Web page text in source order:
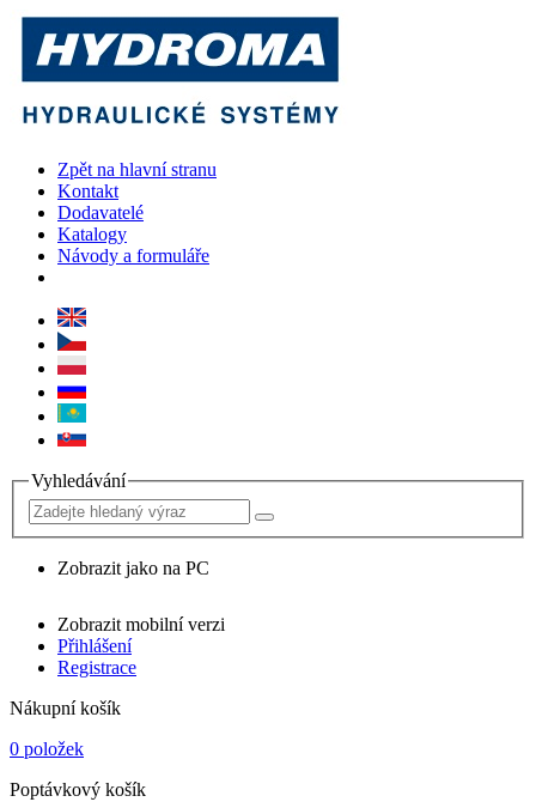
Zpět na hlavní stranu
Kontakt
Dodavatelé
Katalogy
Návody a formuláře
Vyhledávání
Zobrazit jako na PC
Zobrazit mobilní verzi
Přihlášení
Registrace
Nákupní košík
0 položek
Poptávkový košík